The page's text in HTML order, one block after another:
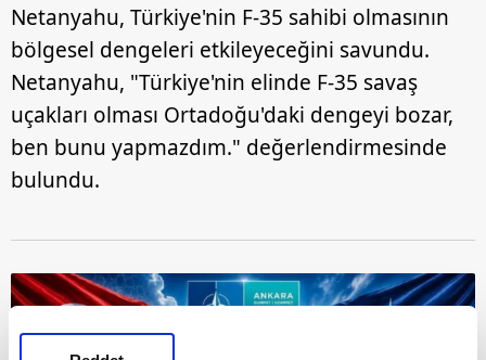
Netanyahu, Türkiye'nin F-35 sahibi olmasının
bölgesel dengeleri etkileyeceğini savundu.
Netanyahu, "Türkiye'nin elinde F-35 savaş
uçakları olması Ortadoğu'daki dengeyi bozar,
ben bunu yapmazdım." değerlendirmesinde
bulundu.